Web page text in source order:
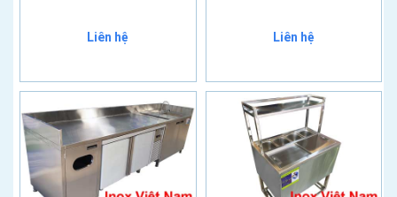
Liên hệ Liên hệ